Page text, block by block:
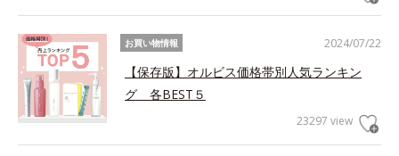
2024/07/22
お買い物情報
【保存版】オルビス価格帯別人気ランキン
グ 各BEST５
23297 view